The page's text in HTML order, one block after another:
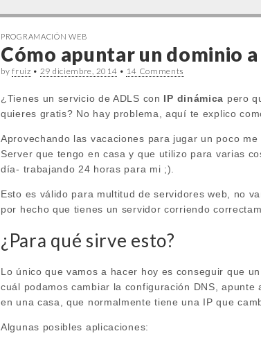
PROGRAMACIÓN WEB
Cómo apuntar un dominio
byfruiz • 29 diciembre, 2014 • 14 Comments
¿Tienes un servicio de ADLS con IP dinámica pero
quieres gratis? No hay problema, aquí te explico
Aprovechando las vacaciones para jugar un poco
Server que tengo en casa y que utilizo para varias
día- trabajando 24 horas para mi ;).
Esto es válido para multitud de servidores web, no
por hecho que tienes un servidor corriendo
¿Para qué sirve esto?
Lo único que vamos a hacer hoy es conseguir que
cuál podamos cambiar la configuración DNS, apunte
en una casa, que normalmente tiene una IP que
Algunas posibles aplicaciones: